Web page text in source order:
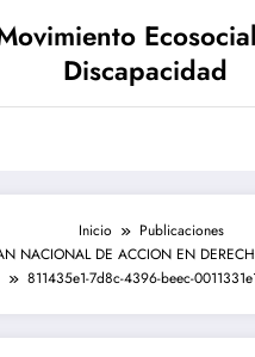
Discapacidad
Inicio
Publicaciones
NACIONAL DE ACCION EN
811435e1-7d8c-4396-beec-